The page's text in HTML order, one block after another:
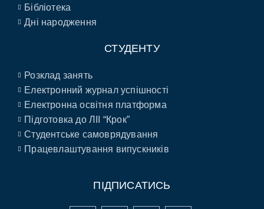
Бібліотека
Дні народження
СТУДЕНТУ
Розклад занять
Електронний журнал успішності
Електронна освітня платформа
Підготовка до ЛІІ “Крок”
Студентське самоврядування
Працевлаштування випускників
ПІДПИСАТИСЬ